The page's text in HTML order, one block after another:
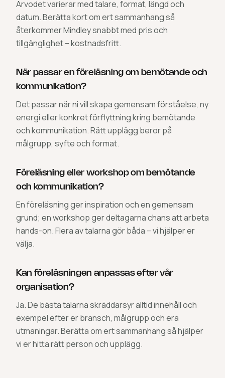
Arvodet varierar med talare, format, längd och
datum. Berätta kort om ert sammanhang så
återkommer Mindley snabbt med pris och
tillgänglighet – kostnadsfritt.
När passar en föreläsning om bemötande och
kommunikation?
Det passar när ni vill skapa gemensam förståelse, ny
energi eller konkret förflyttning kring bemötande
och kommunikation. Rätt upplägg beror på
målgrupp, syfte och format.
Föreläsning eller workshop om bemötande
och kommunikation?
En föreläsning ger inspiration och en gemensam
grund; en workshop ger deltagarna chans att arbeta
hands-on. Flera av talarna gör båda – vi hjälper er
välja.
Kan föreläsningen anpassas efter vår
organisation?
Ja. De bästa talarna skräddarsyr alltid innehåll och
exempel efter er bransch, målgrupp och era
utmaningar. Berätta om ert sammanhang så hjälper
vi er hitta rätt person och upplägg.